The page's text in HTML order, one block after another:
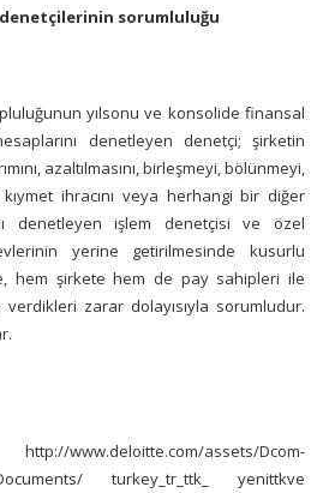
sorumluluğu
yılsonu ve konsolide finansal
denetleyen denetçi; şirketin
azaltılmasını, birleşmeyi, bölünmeyi,
ihracını veya herhangi bir diğer
denetleyen işlem denetçisi ve özel
yerine getirilmesinde kusurlu
hem şirkete hem de pay sahipleri ile
verdikleri zarar dolayısıyla sorumludur.
assets/Dcom-
Documents/ turkey_tr_ttk_ yenittkve